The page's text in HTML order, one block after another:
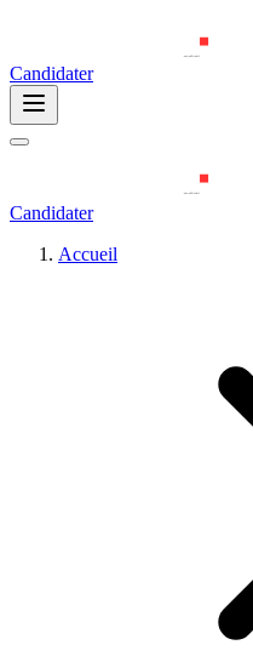
Candidater
Candidater
Accueil